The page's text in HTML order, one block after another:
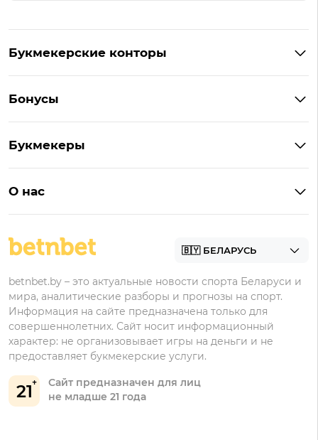
Букмекерские конторы
Букмекеры на Андроид
БК для ставок на киберспорт
Бонусы
Бонус на депозит
Бонусы Бетера
Бонусы Винлайн
Букмекеры
Марафонбет
О нас
21
Сайт предназначен для лиц
не младше 21 года
betnbet.by – это актуальные новости спорта Беларуси и
мира, аналитические разборы и прогнозы на спорт.
Информация на сайте предназначена только для
совершеннолетних. Сайт носит информационный
характер: не организовывает игры на деньги и не
предоставляет букмекерские услуги.